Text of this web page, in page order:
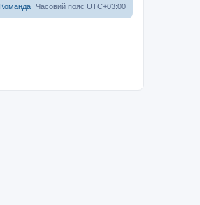
Часовий пояс UTC+03:00
Команда